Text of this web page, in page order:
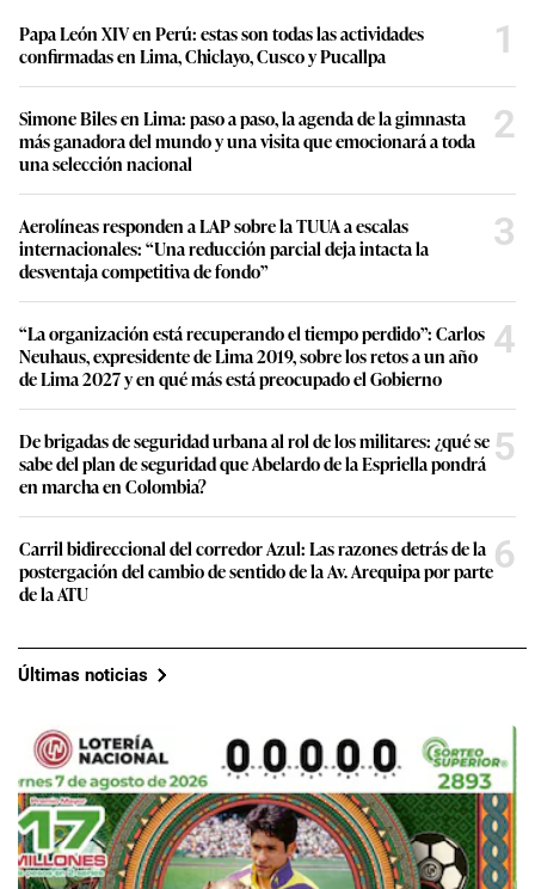
Papa León XIV en Perú: estas son todas las actividades
confirmadas en Lima, Chiclayo, Cusco y Pucallpa
1
Simone Biles en Lima: paso a paso, la agenda de la gimnasta
más ganadora del mundo y una visita que emocionará a toda
una selección nacional
2
Aerolíneas responden a LAP sobre la TUUA a escalas
internacionales: “Una reducción parcial deja intacta la
desventaja competitiva de fondo”
3
“La organización está recuperando el tiempo perdido”: Carlos
Neuhaus, expresidente de Lima 2019, sobre los retos a un año
de Lima 2027 y en qué más está preocupado el Gobierno
4
De brigadas de seguridad urbana al rol de los militares: ¿qué se
sabe del plan de seguridad que Abelardo de la Espriella pondrá
en marcha en Colombia?
5
Carril bidireccional del corredor Azul: Las razones detrás de la
postergación del cambio de sentido de la Av. Arequipa por parte
de la ATU
6
Últimas noticias